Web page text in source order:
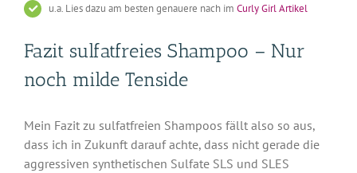
u.a. Lies dazu am besten genauere nach imCurly Girl Artikel
Fazit sulfatfreies Shampoo – Nur
noch milde Tenside
Mein Fazit zu sulfatfreien Shampoos fällt also so aus,
dass ich in Zukunft darauf achte, dass nicht gerade die
aggressiven synthetischen Sulfate SLS und SLES